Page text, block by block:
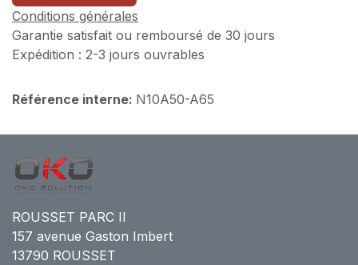
Conditions générales
Garantie satisfait ou remboursé de 30 jours
Expédition : 2-3 jours ouvrables
Référence interne: N10A50-A65
ROUSSET PARC II
157 avenue Gaston Imbert
13790 ROUSSET